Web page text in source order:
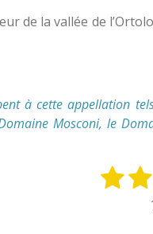
de la vallée de
à cette appellation
Mosconi, le
1 2